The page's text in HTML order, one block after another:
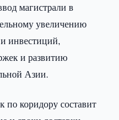
магистрали в
увеличению
инвестиций,
и развитию
Азии.
по коридору составит